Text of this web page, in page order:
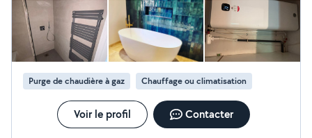
conseils adaptés à vos besoins et des interventions
rapides, avec un véritable souci de la qualité et de la
satisfaction de mes clients. Un service fiable, des
prestations de qualité et un engagement : un travail
bien fait. N'hésitez pas à me contacter pour un devis
gratuit.
Purge de chaudière à gaz Chauffage ou climatisation
Voir le profil Contacter